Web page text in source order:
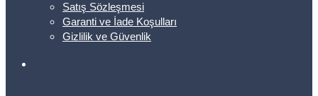
Satış Sözleşmesi
Garanti ve İade Koşulları
Gizlilik ve Güvenlik